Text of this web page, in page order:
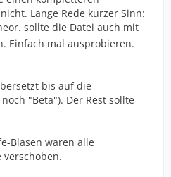
Lange Rede kurzer Sinn:
sollte die Datei auch mit
Einfach mal ausprobieren.
bis auf die
"Beta"). Der Rest sollte
Blasen waren alle